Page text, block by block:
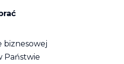
biznesowej
Państwie